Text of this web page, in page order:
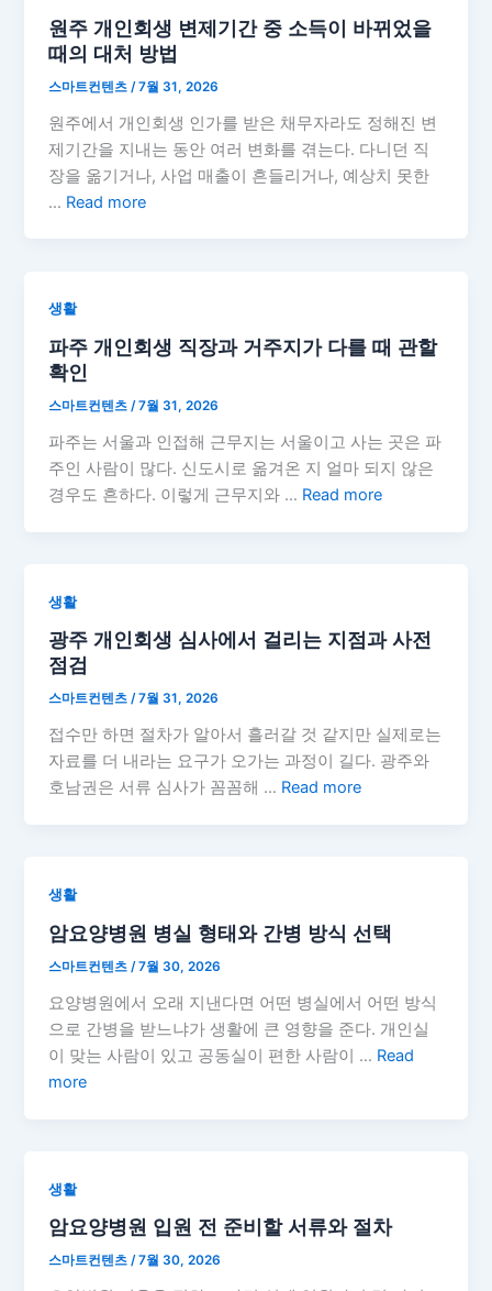
원주 개인회생 변제기간 중 소득이 바뀌었을
때의 대처 방법
스마트컨텐츠 /7월 31, 2026
원주에서 개인회생 인가를 받은 채무자라도 정해진 변
제기간을 지내는 동안 여러 변화를 겪는다. 다니던 직
장을 옮기거나, 사업 매출이 흔들리거나, 예상치 못한
… Read more
생활
파주 개인회생 직장과 거주지가 다를 때 관할
확인
스마트컨텐츠/7월 31, 2026
파주는 서울과 인접해 근무지는 서울이고 사는 곳은 파
주인 사람이 많다. 신도시로 옮겨온 지 얼마 되지 않은
경우도 흔하다. 이렇게 근무지와 … Read more
생활
광주 개인회생 심사에서 걸리는 지점과 사전
점검
스마트컨텐츠/7월 31, 2026
접수만 하면 절차가 알아서 흘러갈 것 같지만 실제로는
자료를 더 내라는 요구가 오가는 과정이 길다. 광주와
호남권은 서류 심사가 꼼꼼해 … Read more
생활
암요양병원 병실 형태와 간병 방식 선택
스마트컨텐츠 /7월 30, 2026
요양병원에서 오래 지낸다면 어떤 병실에서 어떤 방식
으로 간병을 받느냐가 생활에 큰 영향을 준다. 개인실
이 맞는 사람이 있고 공동실이 편한 사람이 … Read
more
생활
암요양병원 입원 전 준비할 서류와 절차
스마트컨텐츠/7월 30, 2026